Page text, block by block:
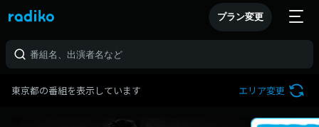
プラン変更
東京都の番組を表示しています エリア変更